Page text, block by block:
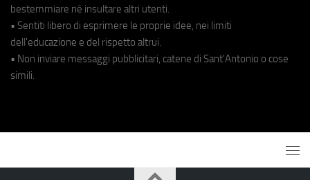
bestemmiare né insultare altri utenti.
• Sentiti libero di esprimere le proprie idee, nei limiti
dell'educazione e del rispetto altrui.
• Non inviare messaggi pubblicitari, catene di Sant'Antonio o cose
simili.